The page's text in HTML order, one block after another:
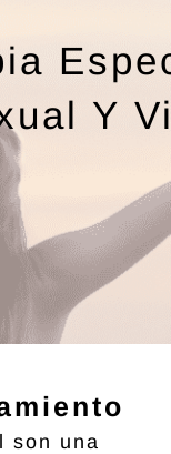
Y
son una